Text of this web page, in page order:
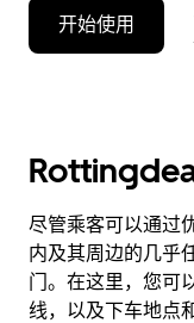
开始使用
尽管乘客可以通过
内及其周边的几乎
门。在这里，您可
线，以及下车地点